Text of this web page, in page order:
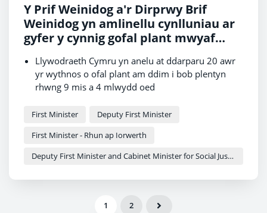
Y Prif Weinidog a'r Dirprwy Brif
Weinidog yn amlinellu cynlluniau ar
gyfer y cynnig gofal plant mwyaf
Llywodraeth Cymru yn anelu at ddarparu 20 awr
yr wythnos o ofal plant am ddim i bob plentyn
rhwng 9 mis a 4 mlwydd oed
bywyd plentyn fydd y mwyaf hael yn y DU
First Minister
Deputy First Minister
First Minister - Rhun ap Iorwerth
Deputy First Minister and Cabinet Minister for Social Justice and Equality - Sioned Williams
1 2